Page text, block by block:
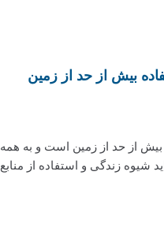
بیش از حد از زمین است و به همه
شیوه زندگی و استفاده از منابع